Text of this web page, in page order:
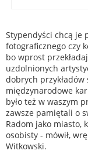
Stypendyści chcą je
fotograficznego czy
bo wprost
uzdolnionych
dobrych
międzynarodowe
było też w waszym
zawsze pamiętali o
Radom jako miasto,
osobisty - mówił,
Witkowski.